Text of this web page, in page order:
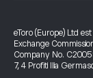
eToro (Europe) Ltd
Exchange
Company No.
7, 4 Profiti Ilia